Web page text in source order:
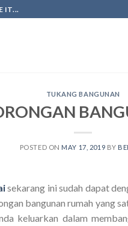
IT...
TUKANG BANGUNAN
POSTED ON MAY 17, 2019 BY
sekarang ini sudah dapat
bangunan rumah yang
keluarkan dalam